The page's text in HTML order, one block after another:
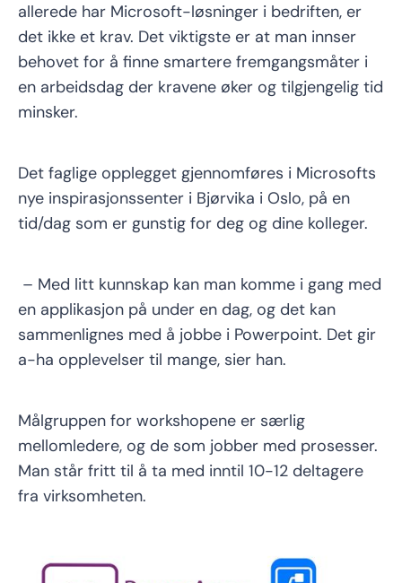
allerede har Microsoft-løsninger i bedriften, er
det ikke et krav. Det viktigste er at man innser
behovet for å finne smartere fremgangsmåter i
en arbeidsdag der kravene øker og tilgjengelig tid
minsker.
Det faglige opplegget gjennomføres i Microsofts
nye inspirasjonssenter i Bjørvika i Oslo, på en
tid/dag som er gunstig for deg og dine kolleger.
– Med litt kunnskap kan man komme i gang med
en applikasjon på under en dag, og det kan
sammenlignes med å jobbe i Powerpoint. Det gir
a-ha opplevelser til mange, sier han.
Målgruppen for workshopene er særlig
mellomledere, og de som jobber med prosesser.
Man står fritt til å ta med inntil 10-12 deltagere
fra virksomheten.